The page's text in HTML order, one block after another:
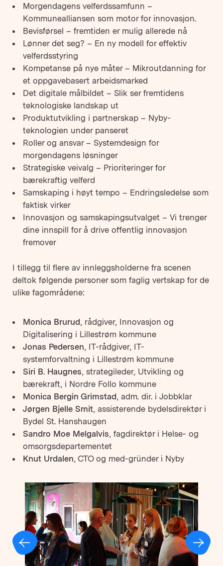
Morgendagens velferdssamfunn –
Kommunealliansen som motor for innovasjon.
Bevisførsel – fremtiden er mulig allerede nå
Lønner det seg? – En ny modell for effektiv
velferdsstyring
Kompetanse på nye måter – Mikroutdanning for
et oppgavebasert arbeidsmarked
Det digitale målbildet – Slik ser fremtidens
teknologiske landskap ut
Produktutvikling i partnerskap – Nyby-
teknologien under panseret
Roller og ansvar – Systemdesign for
morgendagens løsninger
Strategiske veivalg – Prioriteringer for
bærekraftig velferd
Samskaping i høyt tempo – Endringsledelse som
faktisk virker
Innovasjon og samskapingsutvalget – Vi trenger
dine innspill for å drive offentlig innovasjon
fremover
I tillegg til flere av innleggsholderne fra scenen
deltok følgende personer som faglig vertskap for de
ulike fagområdene:
Monica Brurud, rådgiver, Innovasjon og
Digitalisering i Lillestrøm kommune
Jonas Pedersen, IT-rådgiver, IT-
systemforvaltning i Lillestrøm kommune
Siri B. Haugnes, strategileder, Utvikling og
bærekraft, i Nordre Follo kommune
Monica Bergin Grimstad, adm. dir. i Jobbklar
Jørgen Bjelle Smit, assisterende bydelsdirektør i
Bydel St. Hanshaugen
Sandro Moe Melgalvis, fagdirektør i Helse- og
omsorgsdepartementet
Knut Urdalen, CTO og med-gründer i Nyby